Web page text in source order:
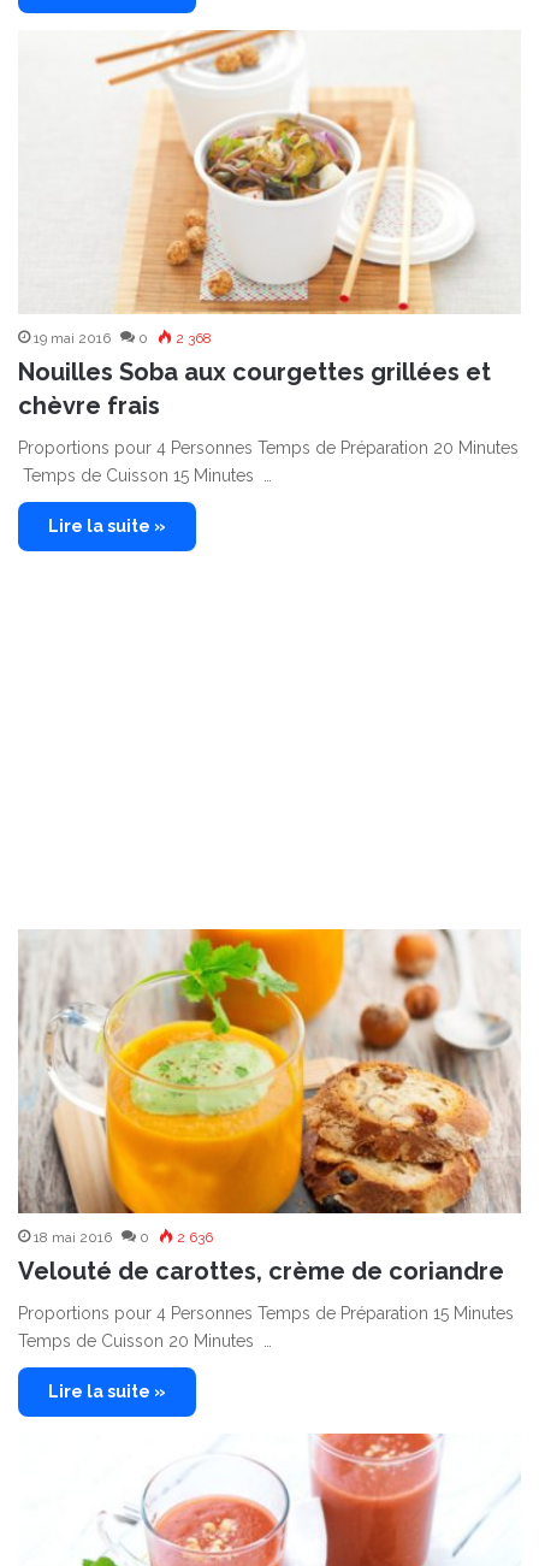
19 mai 2016 0 2 368
Nouilles Soba aux courgettes grillées et
chèvre frais
Proportions pour 4 Personnes Temps de Préparation 20 Minutes
Temps de Cuisson 15 Minutes …
Lire la suite »
18 mai 2016 0 2 636
Velouté de carottes, crème de coriandre
Proportions pour 4 Personnes Temps de Préparation 15 Minutes
Temps de Cuisson 20 Minutes …
Lire la suite »